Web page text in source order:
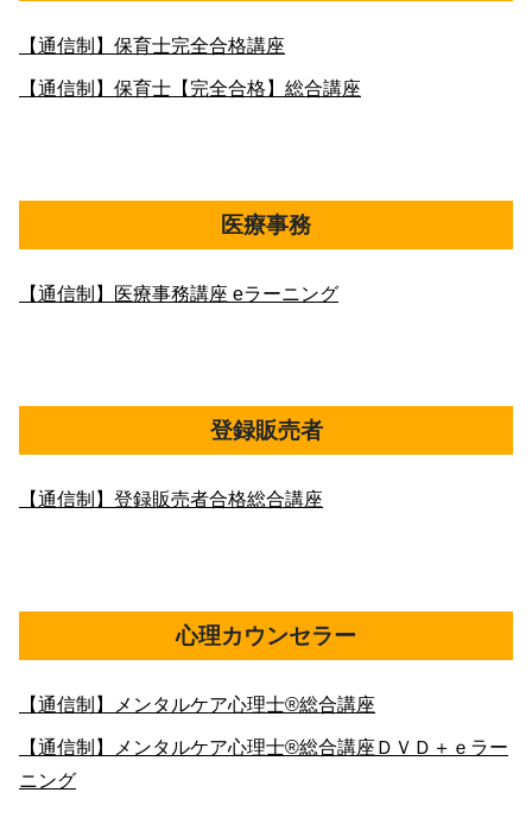
【通信制】保育士完全合格講座
【通信制】保育士【完全合格】総合講座
医療事務
【通信制】医療事務講座 eラーニング
登録販売者
【通信制】登録販売者合格総合講座
心理カウンセラー
【通信制】メンタルケア心理士®総合講座
【通信制】メンタルケア心理士®総合講座ＤＶＤ＋ｅラー
ニング